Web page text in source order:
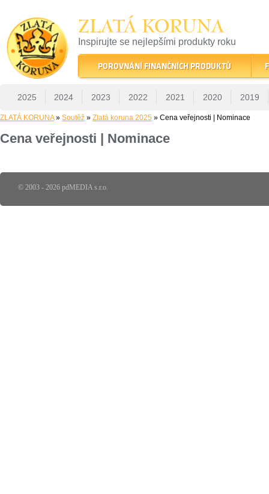
ZLATÁ KORUNA
Inspirujte se nejlepšími produkty roku
22 let tradice a kvality na finančním trhu
POROVNÁNÍ FINANČNÍCH PRODUKTŮ
2025 2024 2023 2022 2021 2020 2019
ZLATÁ KORUNA» Soutěž » Zlatá koruna 2025 » Cena veřejnosti | Nominace
Cena veřejnosti | Nominace
© 2003 - 2026 pdMEDIA s.r.o.